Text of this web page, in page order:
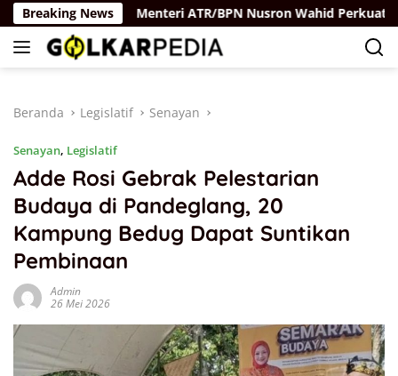
Langsung
ke
konten
Breaking News
Rus Menteri ATR/BPN Nusron Wahid Perkuat
Beranda Legislatif Senayan
Senayan, Legislatif
Adde Rosi Gebrak Pelestarian
Budaya di Pandeglang, 20
Kampung Bedug Dapat Suntikan
Pembinaan
Admin
26 Mei 2026